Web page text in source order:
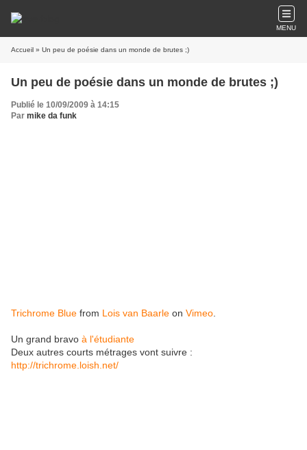
MENU
Accueil » Un peu de poésie dans un monde de brutes ;)
Un peu de poésie dans un monde de brutes ;)
Publié le 10/09/2009 à 14:15
Par mike da funk
Trichrome Blue from Lois van Baarle on Vimeo
Un grand bravo à l'étudiante
Deux autres courts métrages vont suivre :
http://trichrome.loish.net/